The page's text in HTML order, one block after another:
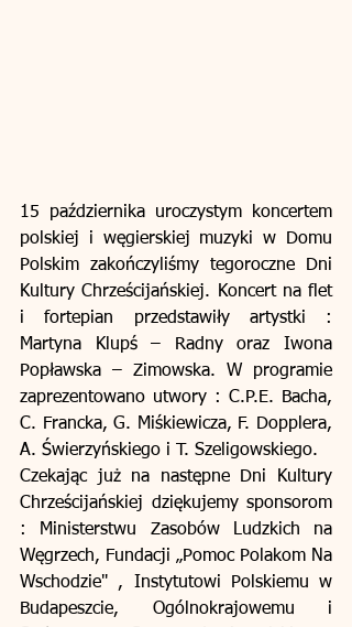
15 października uroczystym koncertem
polskiej i węgierskiej muzyki w Domu
Polskim zakończyliśmy tegoroczne Dni
Kultury Chrześcijańskiej. Koncert na flet
i fortepian przedstawiły artystki :
Martyna Klupś – Radny oraz Iwona
Popławska – Zimowska. W programie
zaprezentowano utwory : C.P.E. Bacha,
C. Francka, G. Miśkiewicza, F. Dopplera,
A. Świerzyńskiego i T. Szeligowskiego.
Czekając już na następne Dni Kultury
Chrześcijańskiej dziękujemy sponsorom
: Ministerstwu Zasobów Ludzkich na
Węgrzech, Fundacji „Pomoc Polakom Na
Wschodzie" , Instytutowi Polskiemu w
Budapeszcie, Ogólnokrajowemu i